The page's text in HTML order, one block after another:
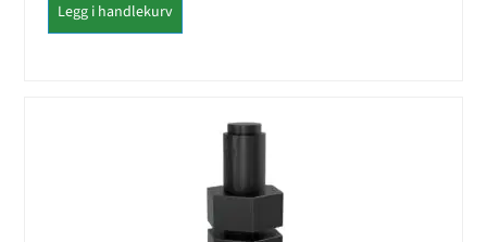
Legg i handlekurv